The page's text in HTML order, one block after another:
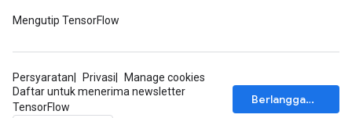
Mengutip TensorFlow
Persyaratan Privasi
Manage cookies
Daftar untuk menerima newsletter
TensorFlow
Berlangganan